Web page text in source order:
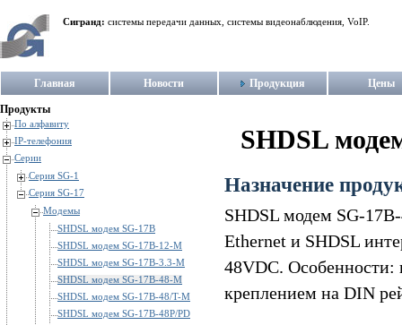
Сигранд: системы передачи данных, системы видеонаблюдения, VoIP.
Главная Новости Продукция Цены
Продукты
По алфавиту
IP-телефония
Серии
Серия SG-1
Серия SG-17
Модемы
SHDSL модем SG-17B
SHDSL модем SG-17B-12-M
SHDSL модем SG-17B-3.3-M
SHDSL модем SG-17B-48-M
SHDSL модем SG-17B-48/T-M
SHDSL модем SG-17B-48P/PD
SHDSL
Назначение
SHDSL модем SG-
Ethernet и SHDSL
48VDC. Особенности:
креплением на DIN